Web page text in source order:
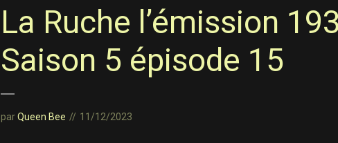
La Ruche l’émission
Saison 5 épisode 15
parQueen Bee 11/12/2023